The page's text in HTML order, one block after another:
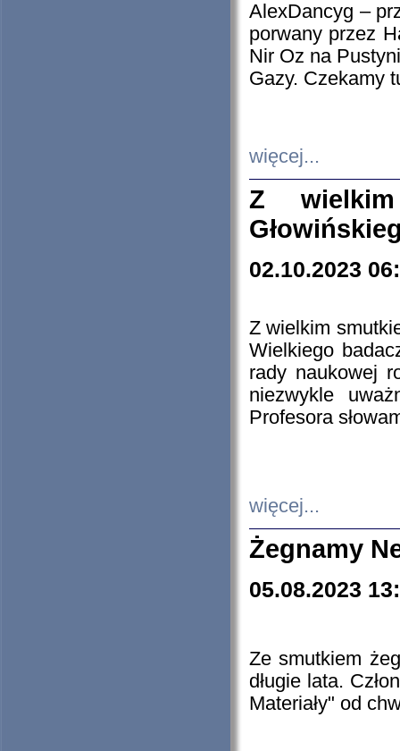
AlexDancyg –
porwany przez
Nir Oz na
Gazy. Czekamy
więcej...
Z
02.10.2023
Z wielkim
Wielkiego
rady naukowej
niezwykle
Profesora
więcej...
Żegnamy
05.08.2023
Ze smutkiem
długie lata.
Materiały" od